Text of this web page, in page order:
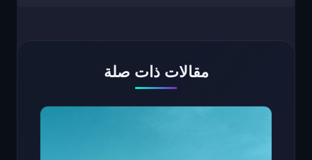
مقالات ذات صلة